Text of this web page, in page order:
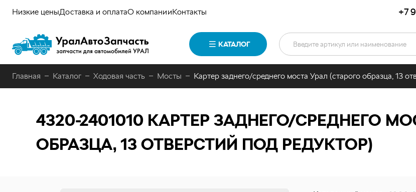
Низкие ценыДоставка и оплатаО компанииКонтакты +7
КАТАЛОГ
Главная Каталог Ходовая часть Мосты Картер заднего/среднего моста Урал (старого образца, 13
4320-2401010 КАРТЕР ЗАДНЕГО/СРЕДНЕГО
ОБРАЗЦА, 13 ОТВЕРСТИЙ ПОД РЕДУКТОР)